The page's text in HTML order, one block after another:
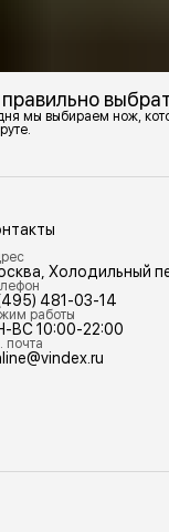
мы выбираем нож,
Холодильный
481-03-14
работы
ВС 10:00-22:00
почта